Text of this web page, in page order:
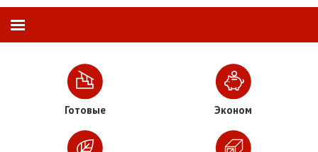
Готовые Эконом